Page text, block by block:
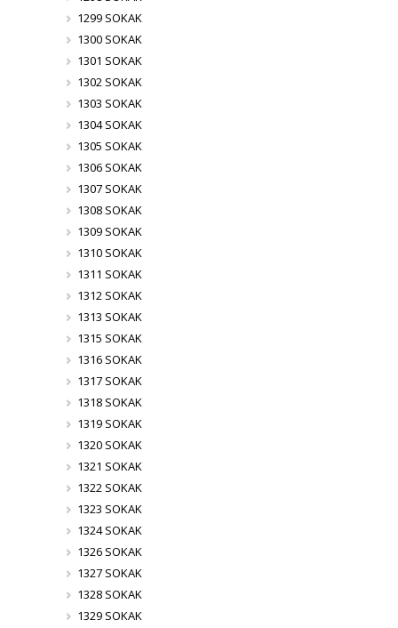
1299 SOKAK
1300 SOKAK
1301 SOKAK
1302 SOKAK
1303 SOKAK
1304 SOKAK
1305 SOKAK
1306 SOKAK
1307 SOKAK
1308 SOKAK
1309 SOKAK
1310 SOKAK
1311 SOKAK
1312 SOKAK
1313 SOKAK
1315 SOKAK
1316 SOKAK
1317 SOKAK
1318 SOKAK
1319 SOKAK
1320 SOKAK
1321 SOKAK
1322 SOKAK
1323 SOKAK
1324 SOKAK
1326 SOKAK
1327 SOKAK
1328 SOKAK
1329 SOKAK